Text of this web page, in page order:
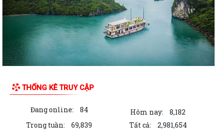
Chủ tịch UBND đặc khu Cát Hải thăm, tặng quà gia đình người có công
với cách mạng nhân dịp 27/7
Thông báo tìm chủ sở hữu hợp pháp của cá thể Trăn đất
Kỳ họp thứ 3 HĐND đặc khu Cát Hải khóa II thông qua 7 nghị quyết
Học viện Chính trị Công an nhân dân khảo sát thực tế, làm việc tại đặc
khu Cát Hải
Thông báo tìm chủ sở hữu hợp pháp cá thể động vật hoang dã đi lạc
THỐNG KÊ TRUY CẬP
Đang online: 84 Hôm nay:
8,182
Trong tuần:
69,839 Tất cả: 2,981,654